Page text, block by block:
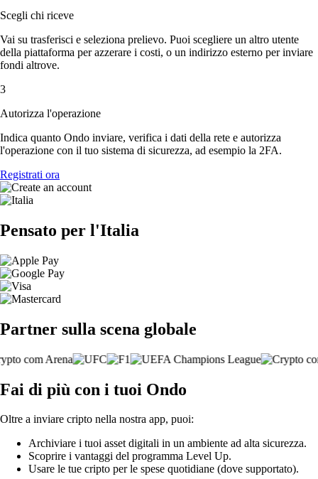
Scegli chi riceve
Vai su trasferisci e seleziona prelievo. Puoi scegliere un altro utente
della piattaforma per azzerare i costi, o un indirizzo esterno per inviare
fondi altrove.
3
Autorizza l'operazione
Indica quanto Ondo inviare, verifica i dati della rete e autorizza
l'operazione con il tuo sistema di sicurezza, ad esempio la 2FA.
Registrati ora
Pensato per l'Italia
Partner sulla scena globale
Fai di più con i tuoi Ondo
Oltre a inviare cripto nella nostra app, puoi:
Archiviare i tuoi asset digitali in un ambiente ad alta sicurezza.
Scoprire i vantaggi del programma Level Up.
Usare le tue cripto per le spese quotidiane (dove supportato).